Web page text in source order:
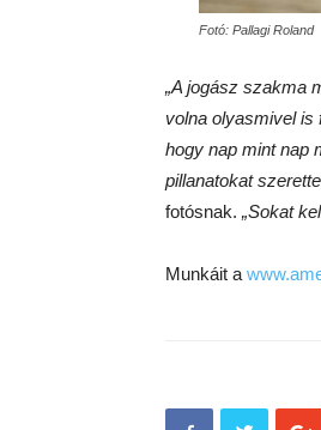
Fotó: Pallagi Roland
„A jogász szakma
volna olyasmivel is
hogy nap mint nap
pillanatokat
fotósnak. „Sokat
Munkáit a